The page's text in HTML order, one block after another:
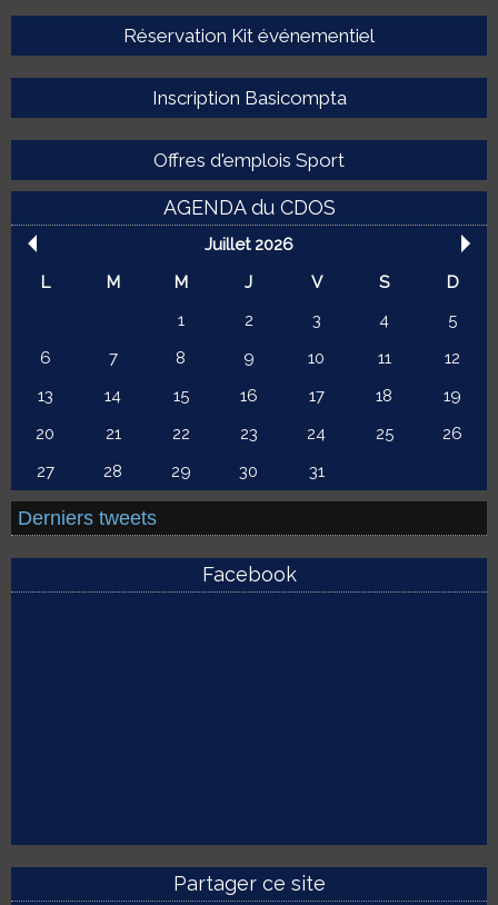
Réservation Kit événementiel
Inscription Basicompta
Offres d'emplois Sport
AGENDA du CDOS
Juillet 2026
L
M M J V S
D
1
2 3 4
5
6
7 8 9 10 11
12
13
14 15 16 17 18
19
20
21 22 23 24 25
26
27
28 29 30 31
Derniers tweets
Facebook
Partager ce site